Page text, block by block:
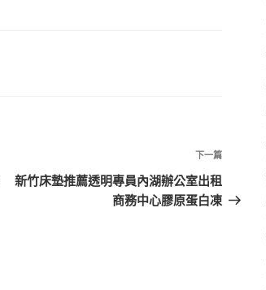
下
篇
下一篇
新竹床墊推薦透明專員內湖辦公室出租
商務中心膠原蛋白凍